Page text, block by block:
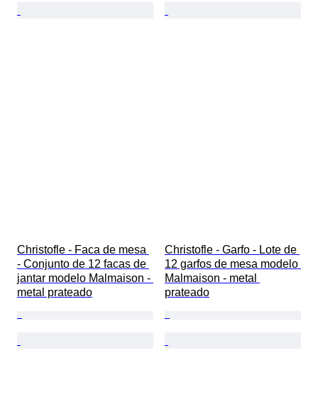
Christofle - Faca de mesa
- Conjunto de 12 facas de
jantar modelo Malmaison -
metal prateado
Christofle - Garfo - Lote de
12 garfos de mesa modelo
Malmaison - metal
prateado